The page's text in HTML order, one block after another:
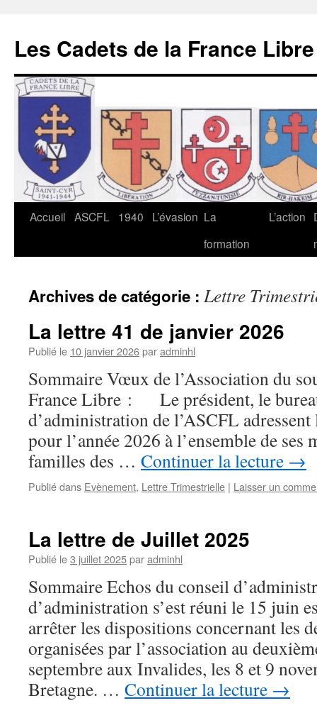
Les Cadets de la France Libre
Aller
Accueil ASCFL 1940 L’évasion La
formation
L’action
Archives de catégorie : Lettre
La lettre 41 de janvier 2026
Publié le 10 janvier 2026paradminhl
Sommaire Vœux de l’Association du
France Libre : Le président, le
d’administration de l’ASCFL
pour l’année 2026 à l’ensemble de ses
familles des … Continuer la lecture →
Publié dans Evènement, Lettre Trimestrielle | Laisser un
La lettre de Juillet 2025
Publié le3 juillet 2025paradminhl
Sommaire Echos du conseil
d’administration s’est réuni le 15 juin
arrêter les dispositions concernant les
organisées par l’association au
septembre aux Invalides, les 8 et 9
Bretagne. … Continuer la lecture →